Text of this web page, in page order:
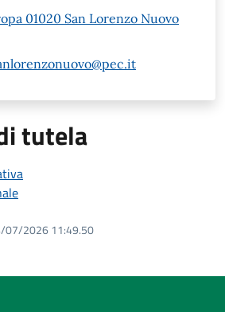
01020 San Lorenzo Nuovo
tutela
07/2026 11:49.50